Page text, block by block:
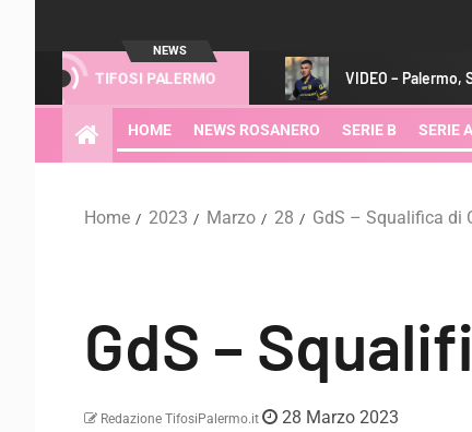
NEWS
TIFOSI PALERMO
vedere la sfida VIDEO – Palermo, Strefezza arriva in
HOME NEWS ROSANERO SERIE B SERIE A
Home 2023 Marzo 28 GdS – Squalifica di
GdS –
Redazione TifosiPalermo.it 28 Marzo 2023